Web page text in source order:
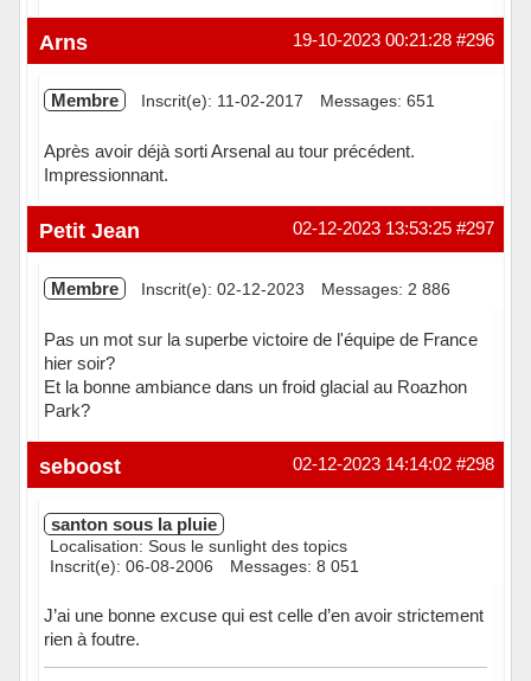
Hors ligne #296
19-10-2023 00:21:28
Arns
Membre Inscrit(e): 11-02-2017 Messages: 651
Après avoir déjà sorti Arsenal au tour précédent.
Impressionnant.
Hors ligne #297
02-12-2023 13:53:25
Petit Jean
Membre Inscrit(e): 02-12-2023 Messages: 2 886
Pas un mot sur la superbe victoire de l'équipe de France
hier soir?
Et la bonne ambiance dans un froid glacial au Roazhon
Park?
Hors ligne #298
02-12-2023 14:14:02
seboost
santon sous la pluie
Localisation: Sous le sunlight des topics
Inscrit(e): 06-08-2006
Messages: 8 051
J’ai une bonne excuse qui est celle d’en avoir strictement
rien à foutre.